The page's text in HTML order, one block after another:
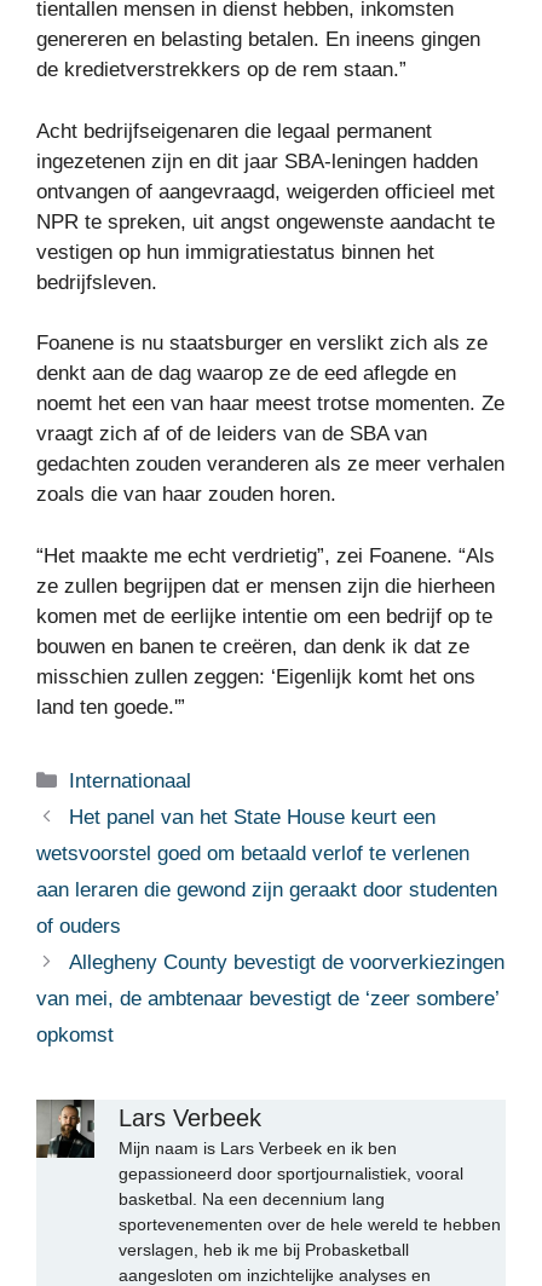
tientallen mensen in dienst hebben, inkomsten
genereren en belasting betalen. En ineens gingen
de kredietverstrekkers op de rem staan.”
Acht bedrijfseigenaren die legaal permanent
ingezetenen zijn en dit jaar SBA-leningen hadden
ontvangen of aangevraagd, weigerden officieel met
NPR te spreken, uit angst ongewenste aandacht te
vestigen op hun immigratiestatus binnen het
bedrijfsleven.
Foanene is nu staatsburger en verslikt zich als ze
denkt aan de dag waarop ze de eed aflegde en
noemt het een van haar meest trotse momenten. Ze
vraagt ​​zich af of de leiders van de SBA van
gedachten zouden veranderen als ze meer verhalen
zoals die van haar zouden horen.
“Het maakte me echt verdrietig”, zei Foanene. “Als
ze zullen begrijpen dat er mensen zijn die hierheen
komen met de eerlijke intentie om een ​​bedrijf op te
bouwen en banen te creëren, dan denk ik dat ze
misschien zullen zeggen: ‘Eigenlijk komt het ons
land ten goede.'”
Categorieën
Internationaal
Het panel van het State House keurt een
wetsvoorstel goed om betaald verlof te verlenen
aan leraren die gewond zijn geraakt door studenten
of ouders
Allegheny County bevestigt de voorverkiezingen
van mei, de ambtenaar bevestigt de ‘zeer sombere’
opkomst
Lars Verbeek
Mijn naam is Lars Verbeek en ik ben
gepassioneerd door sportjournalistiek, vooral
basketbal. Na een decennium lang
sportevenementen over de hele wereld te hebben
verslagen, heb ik me bij Probasketball
aangesloten om inzichtelijke analyses en